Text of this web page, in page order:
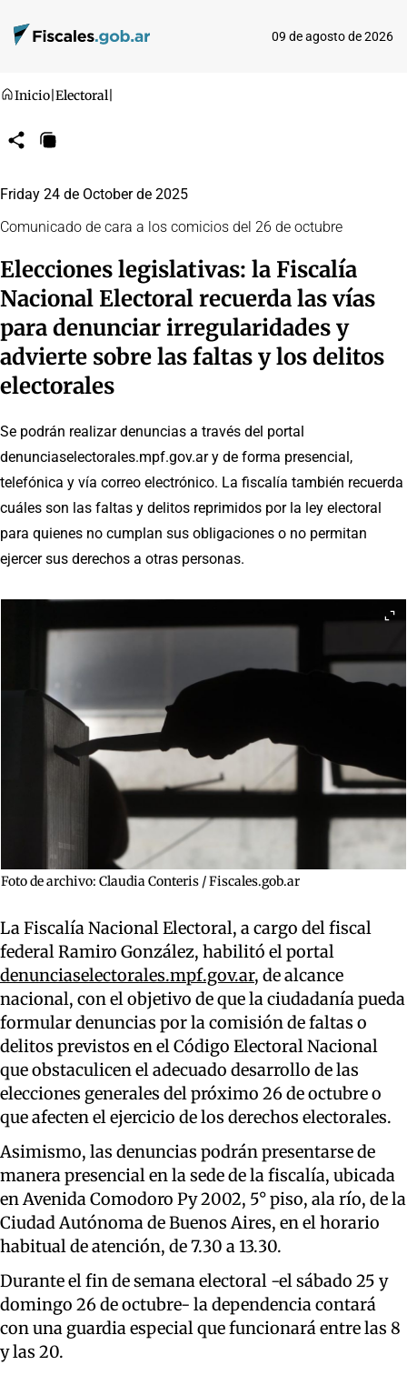
09 de agosto de 2026
Inicio Electoral
CompartirCopiar
Friday 24 de October de 2025
Comunicado de cara a los comicios del 26 de octubre
Elecciones legislativas: la Fiscalía
Nacional Electoral recuerda las vías
para denunciar irregularidades y
advierte sobre las faltas y los delitos
electorales
Se podrán realizar denuncias a través del portal
denunciaselectorales.mpf.gov.ar y de forma presencial,
telefónica y vía correo electrónico. La fiscalía también recuerda
cuáles son las faltas y delitos reprimidos por la ley electoral
para quienes no cumplan sus obligaciones o no permitan
ejercer sus derechos a otras personas.
Foto de archivo: Claudia Conteris / Fiscales.gob.ar
La Fiscalía Nacional Electoral, a cargo del fiscal
federal Ramiro González, habilitó el portal
denunciaselectorales.mpf.gov.ar, de alcance
nacional, con el objetivo de que la ciudadanía pueda
formular denuncias por la comisión de faltas o
delitos previstos en el Código Electoral Nacional
que obstaculicen el adecuado desarrollo de las
elecciones generales del próximo 26 de octubre o
que afecten el ejercicio de los derechos electorales.
Asimismo, las denuncias podrán presentarse de
manera presencial en la sede de la fiscalía, ubicada
en Avenida Comodoro Py 2002, 5° piso, ala río, de la
Ciudad Autónoma de Buenos Aires, en el horario
habitual de atención, de 7.30 a 13.30.
Durante el fin de semana electoral -el sábado 25 y
domingo 26 de octubre- la dependencia contará
con una guardia especial que funcionará entre las 8
y las 20.